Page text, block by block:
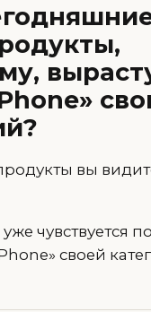
вы
чувствуется
своей